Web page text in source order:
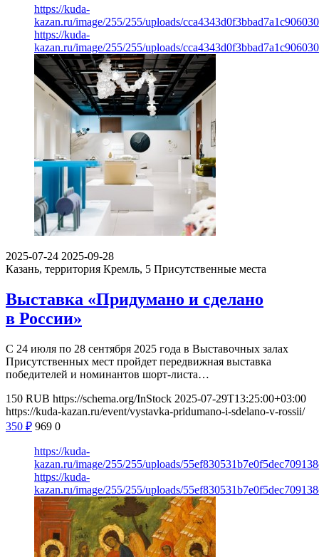
https://kuda-
kazan.ru/image/255/255/uploads/
https://kuda-
kazan.ru/image/255/255/uploads/
2025-07-24 2025-09-28
Казань, территория Кремль, 5 Присутственные места
Выставка «Придумано и сделано
в России»
С 24 июля по 28 сентября 2025 года в Выставочных залах
Присутственных мест пройдет передвижная выставка
победителей и номинантов шорт-листа…
150 RUB https://schema.org/InStock 2025-07-29T13:25:00+03:00
https://kuda-kazan.ru/event/vystavka-pridumano-i-sdelano-v-rossii/
350 ₽ 969 0
https://kuda-
kazan.ru/image/255/255/uploads/
https://kuda-
kazan.ru/image/255/255/uploads/